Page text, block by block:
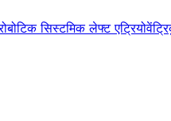
सिस्टमिक लेफ्ट